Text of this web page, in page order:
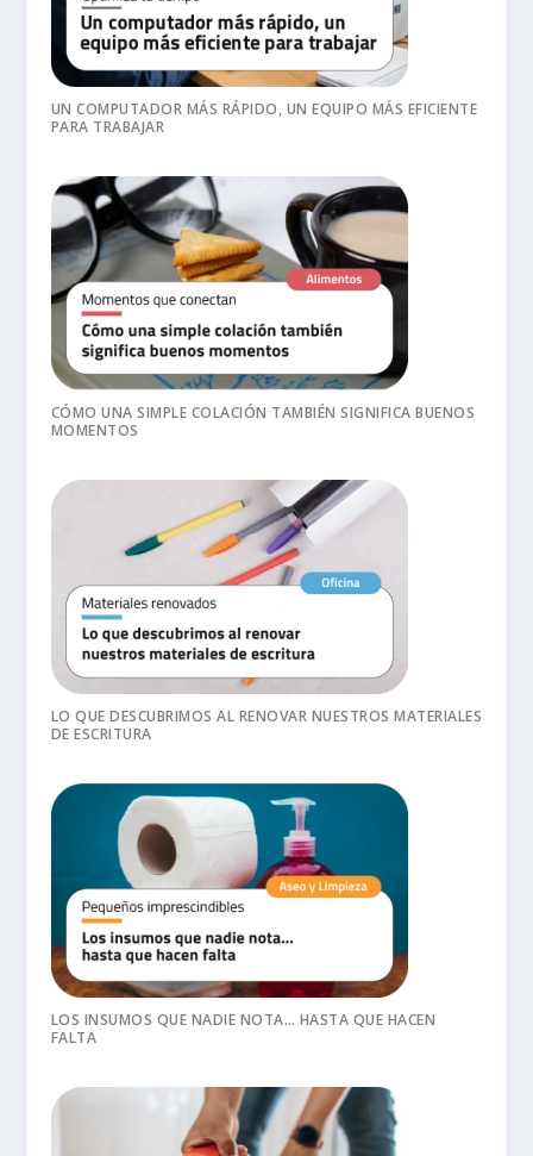
UN COMPUTADOR MÁS RÁPIDO, UN EQUIPO MÁS EFICIENTE
PARA TRABAJAR
CÓMO UNA SIMPLE COLACIÓN TAMBIÉN SIGNIFICA BUENOS
MOMENTOS
LO QUE DESCUBRIMOS AL RENOVAR NUESTROS MATERIALES
DE ESCRITURA
LOS INSUMOS QUE NADIE NOTA… HASTA QUE HACEN
FALTA